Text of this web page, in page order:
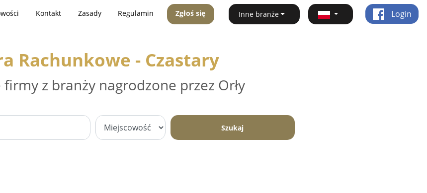
Kontakt Zasady Regulamin Zgłoś się Inne branże Login
Rachunkowe - Czastary
z branży nagrodzone przez Orły
Szukaj